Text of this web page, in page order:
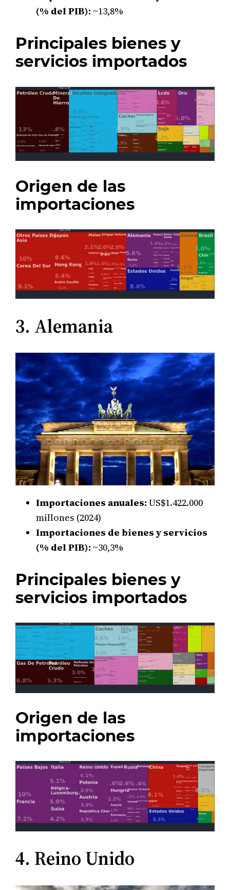
(% del PIB): ~13,8%
Principales bienes y
servicios importados
Origen de las
importaciones
3. Alemania
Importaciones anuales: US$1.422.000
millones (2024)
Importaciones de bienes y servicios
(% del PIB): ~30,3%
Principales bienes y
servicios importados
Origen de las
importaciones
4. Reino Unido